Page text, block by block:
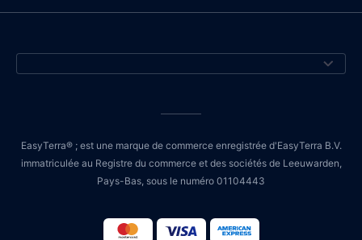
EasyTerra® ; est une marque de commerce enregistrée d'EasyTerra B.V.
immatriculée au Registre du commerce et des sociétés de Leeuwarden,
Pays-Bas, sous le numéro 01104443